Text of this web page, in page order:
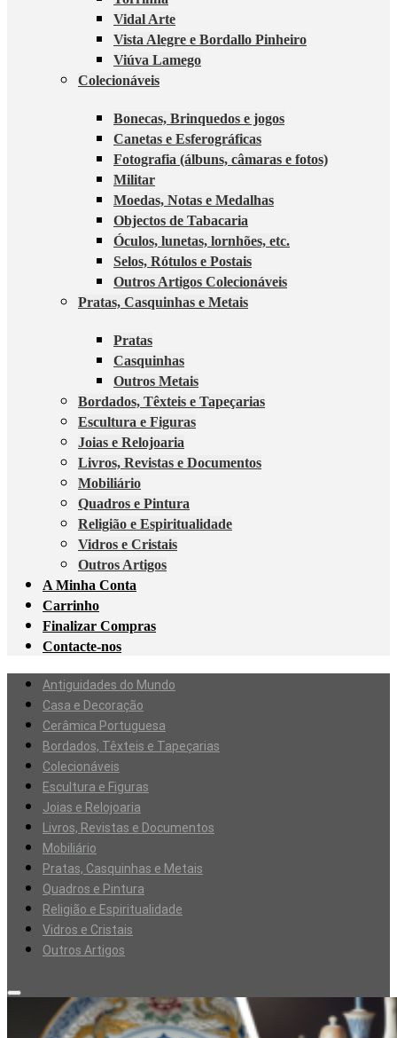
Vidal Arte
Vista Alegre e Bordallo Pinheiro
Viúva Lamego
Colecionáveis
Bonecas, Brinquedos e jogos
Canetas e Esferográficas
Fotografia (álbuns, câmaras e fotos)
Militar
Moedas, Notas e Medalhas
Objectos de Tabacaria
Óculos, lunetas, lornhões, etc.
Selos, Rótulos e Postais
Outros Artigos Colecionáveis
Pratas, Casquinhas e Metais
Pratas
Casquinhas
Outros Metais
Bordados, Têxteis e Tapeçarias
Escultura e Figuras
Joias e Relojoaria
Livros, Revistas e Documentos
Mobiliário
Quadros e Pintura
Religião e Espiritualidade
Vidros e Cristais
Outros Artigos
A Minha Conta
Carrinho
Finalizar Compras
Contacte-nos
Antiguidades do Mundo
Casa e Decoração
Cerâmica Portuguesa
Bordados, Têxteis e Tapeçarias
Colecionáveis
Escultura e Figuras
Joias e Relojoaria
Livros, Revistas e Documentos
Mobiliário
Pratas, Casquinhas e Metais
Quadros e Pintura
Religião e Espiritualidade
Vidros e Cristais
Outros Artigos